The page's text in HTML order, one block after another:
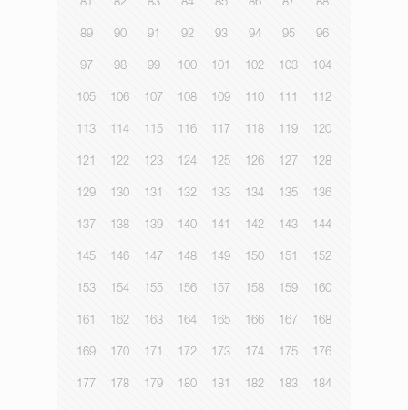
81 82 83 84 85 86 87 88
89 90 91 92 93 94 95 96
97 98 99 100 101 102 103 104
105 106 107 108 109 110 111 112
113 114 115 116 117 118 119 120
121 122 123 124 125 126 127 128
129 130 131 132 133 134 135 136
137 138 139 140 141 142 143 144
145 146 147 148 149 150 151 152
153 154 155 156 157 158 159 160
161 162 163 164 165 166 167 168
169 170 171 172 173 174 175 176
177 178 179 180 181 182 183 184